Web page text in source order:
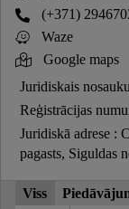
(+371)
Waze
Google maps
Juridiskais
Reģistrācijas
Juridiskā adrese :
pagasts, Siguldas
Viss